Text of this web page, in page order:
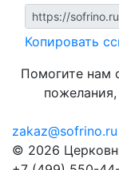
Копировать
Помогите нам
zakaz@sofrino.ru
© 2026